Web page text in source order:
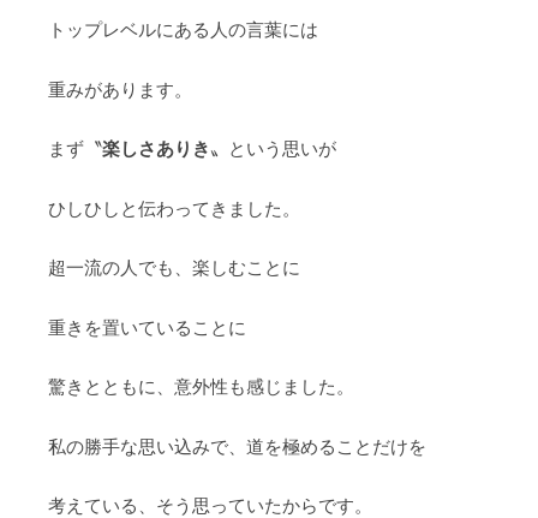
トップレベルにある人の言葉には
重みがあります。
まず〝楽しさありき〟という思いが
ひしひしと伝わってきました。
超一流の人でも、楽しむことに
重きを置いていることに
驚きとともに、意外性も感じました。
私の勝手な思い込みで、道を極めることだけを
考えている、そう思っていたからです。